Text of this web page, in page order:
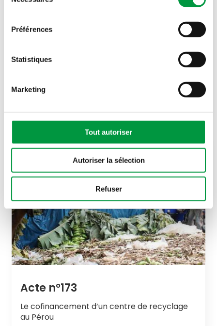
Préférences
Statistiques
Marketing
Tout autoriser
Autoriser la sélection
Refuser
Notre mascotte Yuppi est Global Parent
Acte n°173
Le cofinancement d’un centre de recyclage
au Pérou